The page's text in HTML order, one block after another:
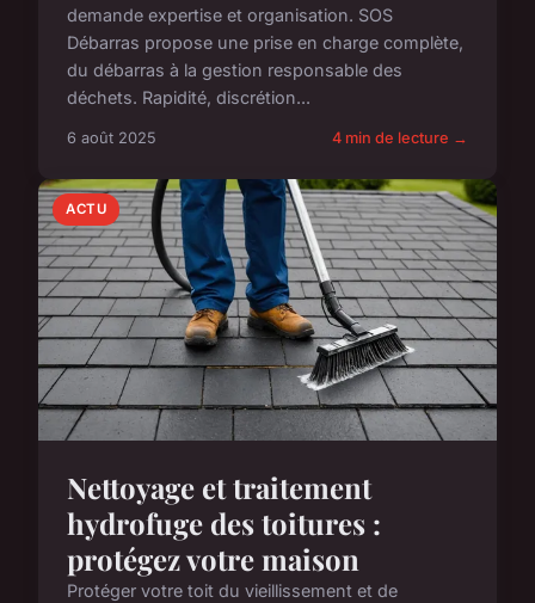
demande expertise et organisation. SOS
Débarras propose une prise en charge complète,
du débarras à la gestion responsable des
déchets. Rapidité, discrétion...
6 août 2025 4 min de lecture →
ACTU
Nettoyage et traitement
hydrofuge des toitures :
protégez votre maison
Protéger votre toit du vieillissement et de